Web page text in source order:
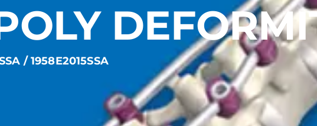
/ 1958E2015SSA